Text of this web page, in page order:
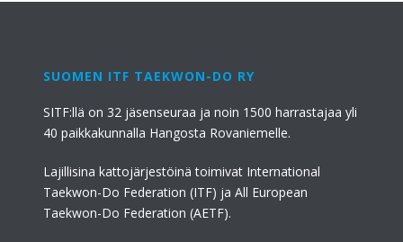
SUOMEN ITF TAEKWON-DO RY
SITF:llä on 32 jäsenseuraa ja noin 1500 harrastajaa yli
40 paikkakunnalla Hangosta Rovaniemelle.
Lajillisina kattojärjestöinä toimivat International
Taekwon-Do Federation (ITF) ja All European
Taekwon-Do Federation (AETF).